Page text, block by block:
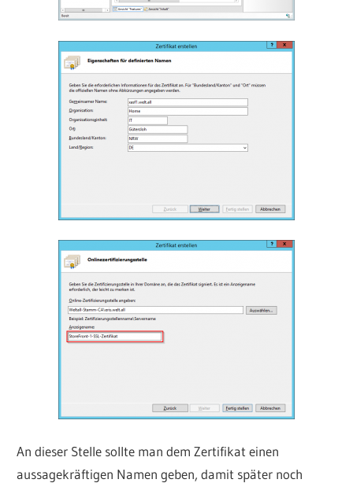
An dieser Stelle sollte man dem Zertifikat einen
aussagekräftigen Namen geben, damit später noch